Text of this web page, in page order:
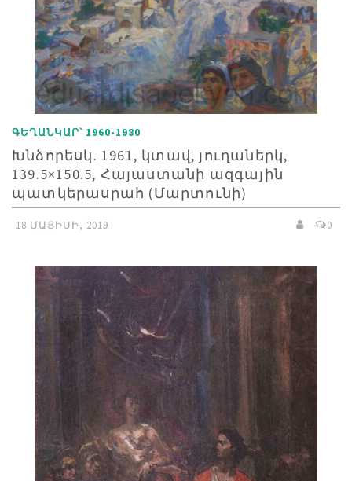
ԳԵՂԱՆԿԱՐ՝ 1960-1980
Խնձորեսկ. 1961, կտավ, յուղաներկ,
139.5×150.5, Հայաստանի ազգային
պատկերասրահ (Մարտունի)
18 ՄԱՅԻՍԻ, 2019 0